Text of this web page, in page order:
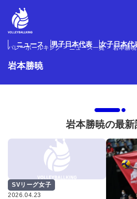
ッ
ニュース 男子日本代表 女子日本代
バレーボールキング ニュース一覧 岩本勝暁
岩本勝暁
岩本勝暁の最新
SVリーグ女子
2026.04.23